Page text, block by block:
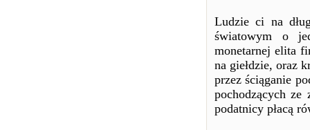
Ludzie ci na
światowym o
monetarnej elita
na giełdzie, oraz
przez ściąganie
pochodzących
podatnicy płacą